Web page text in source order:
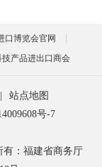
口博览会官网
产品进出口商会
站点地图
号-7
有：福建省商务厅